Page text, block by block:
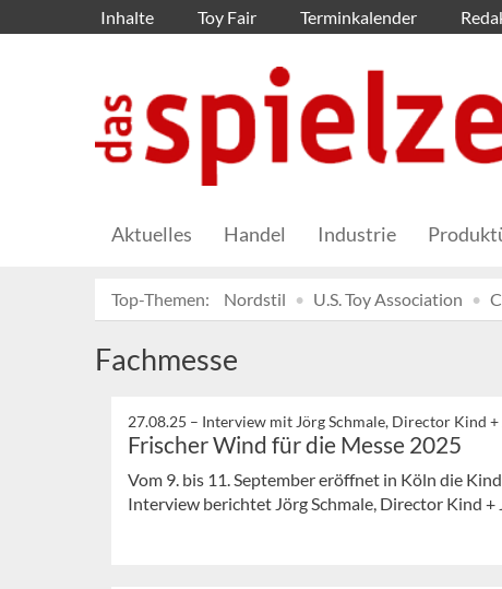
Inhalte Toy Fair Terminkalender
Aktuelles Handel Industrie
Top-Themen: Nordstil U.S. Toy Association
Fachmesse
27.08.25 – Interview mit Jörg Schmale, Director Kind +
Frischer Wind für die Messe 2025
Vom 9. bis 11. September eröffnet in Köln die
Interview berichtet Jörg Schmale, Director Kind +